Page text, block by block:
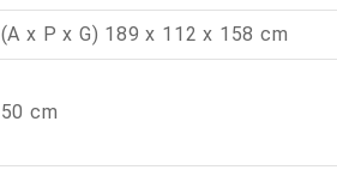
(A x P x G) 189 x 112 x 158 cm
50 cm